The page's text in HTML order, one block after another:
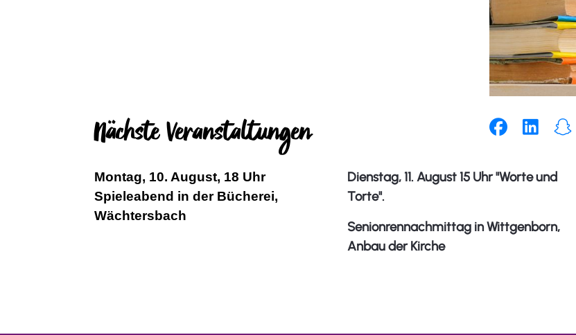
Nächste Veranstaltungen
Montag, 10. August, 18 Uhr
Spieleabend in der Bücherei,
Wächtersbach
Dienstag, 11. August 15 Uhr "Worte und
Torte".
Senionrennachmittag in Wittgenborn,
Anbau der Kirche